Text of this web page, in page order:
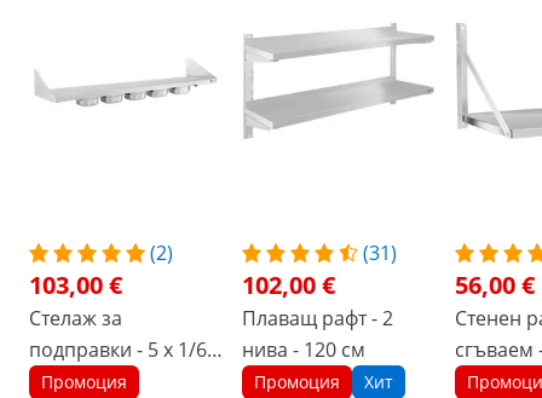
(2)
103,00 €
Стелаж за
подправки - 5 x 1/6
GN - 120 см
Промоция
(31)
102,00 €
Плаващ рафт - 2
нива - 120 см
Промоция Хит
56,00 €
Стенен
сгъваем
- 40 кг